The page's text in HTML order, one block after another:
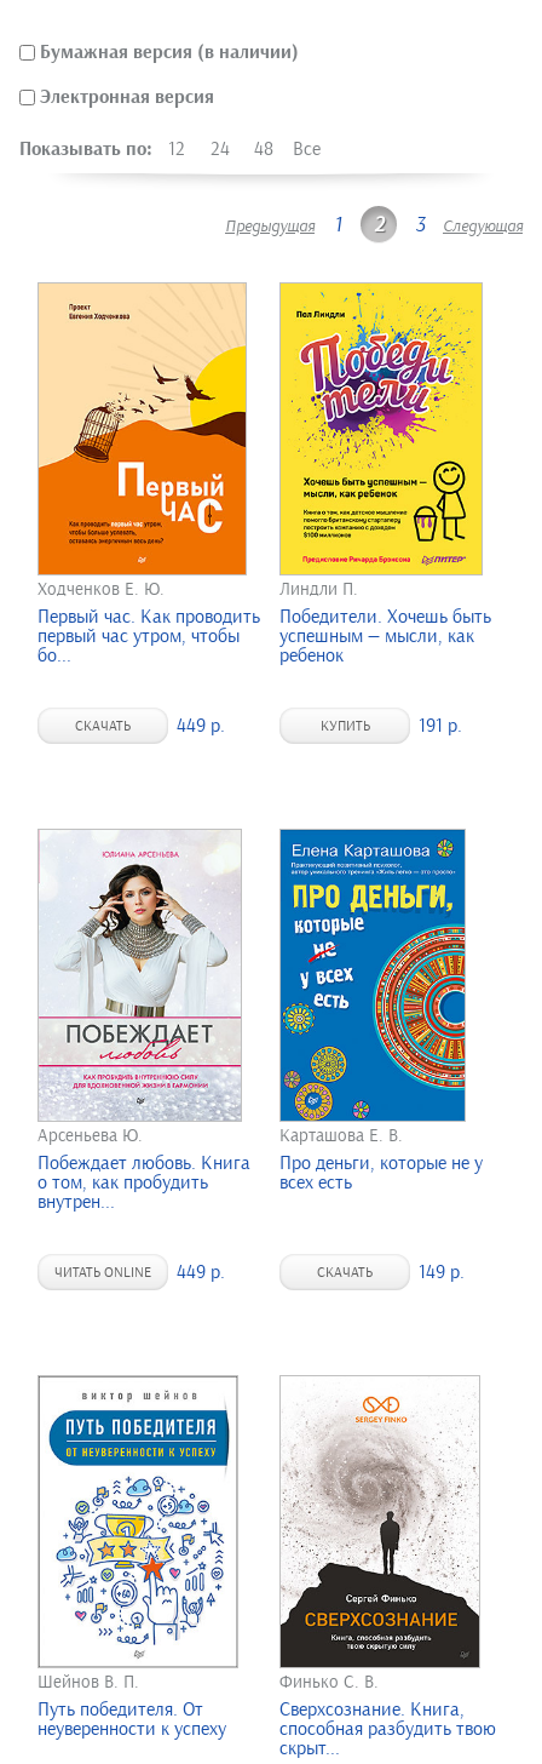
Бумажная версия (в наличии)
Электронная версия
Показывать по: 12 24 48 Все
Предыдущая 1 2 3 Следующая
Ходченков Е. Ю.
Первый час. Как проводить
первый час утром, чтобы
бо...
СКАЧАТЬ 449 р.
Линдли П.
Победители. Хочешь быть
успешным — мысли, как
ребенок
КУПИТЬ 191 р.
Арсеньева Ю.
Побеждает любовь. Книга
о том, как пробудить
внутрен...
ЧИТАТЬ ONLINE 449 р.
Карташова Е. В.
Про деньги, которые не у
всех есть
СКАЧАТЬ 149 р.
Шейнов В. П.
Путь победителя. От
неуверенности к успеху
Финько С. В.
Сверхсознание. Книга,
способная разбудить твою
скрыт...